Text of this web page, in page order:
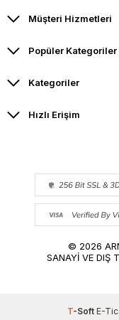
Müşteri Hizmetleri
Popüler Kategoriler
Kategoriler
Hızlı Erişim
© 2026
SANAYİ VE DIŞ
T-Soft E-